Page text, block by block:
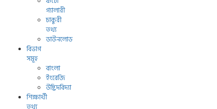
গ্যালারী
চাকুরী
তথ্য
ডাউনলোড
বিভাগ
সমূহ
বাংলা
ইংরেজি
উদ্ভিদবিদ্যা
শিক্ষার্থী